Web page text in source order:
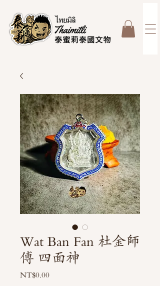
Wat Ban Fan 杜金師
傅 四面神
NT$0.00Price